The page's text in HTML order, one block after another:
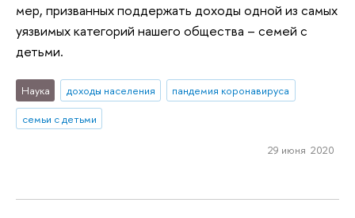
мер, призванных поддержать доходы одной из самых
уязвимых категорий нашего общества – семей с
детьми.
Наука доходы населения
пандемия коронавируса
семьи с детьми
29 июня 2020